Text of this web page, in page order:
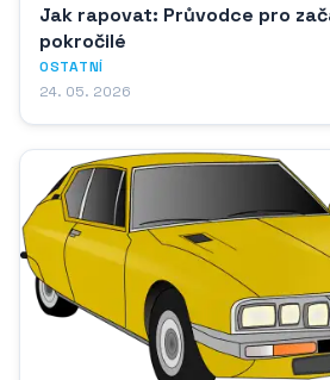
Jak rapovat: Průvodce pro
pokročilé
OSTATNÍ
24. 05. 2026